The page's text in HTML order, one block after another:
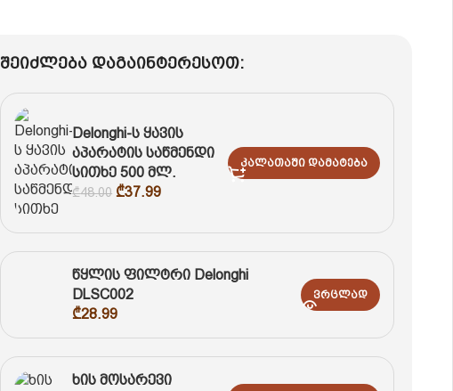
შეიძლება დაგაინტერესოთ:
Delonghi-ს ყავის
აპარატის საწმენდი
სითხე 500 მლ.
₾48.00 ₾37.99
Კალათაში Დამატება
წყლის ფილტრი Delonghi
DLSC002
₾28.99
Ვრცლად
ხის მოსარევი